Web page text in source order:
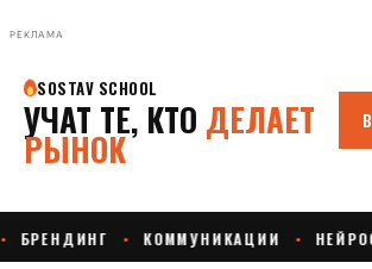
РЕКЛАМА